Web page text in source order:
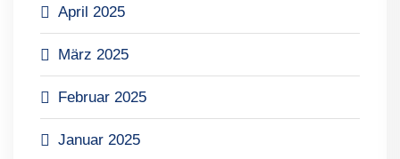
April 2025
März 2025
Februar 2025
Januar 2025